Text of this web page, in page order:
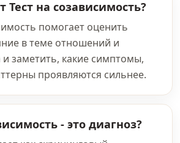
Тест на созависимость?
помогает оценить
в теме отношений и
заметить, какие симптомы,
проявляются сильнее.
- это диагноз?